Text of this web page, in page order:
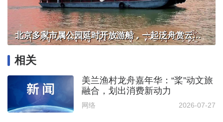
北京多家市属公园延时开放游船，一起泛舟赏云霞！
相关
美兰渔村龙舟嘉年华：“桨”动文旅
融合，划出消费新动力
网络 2026-07-27